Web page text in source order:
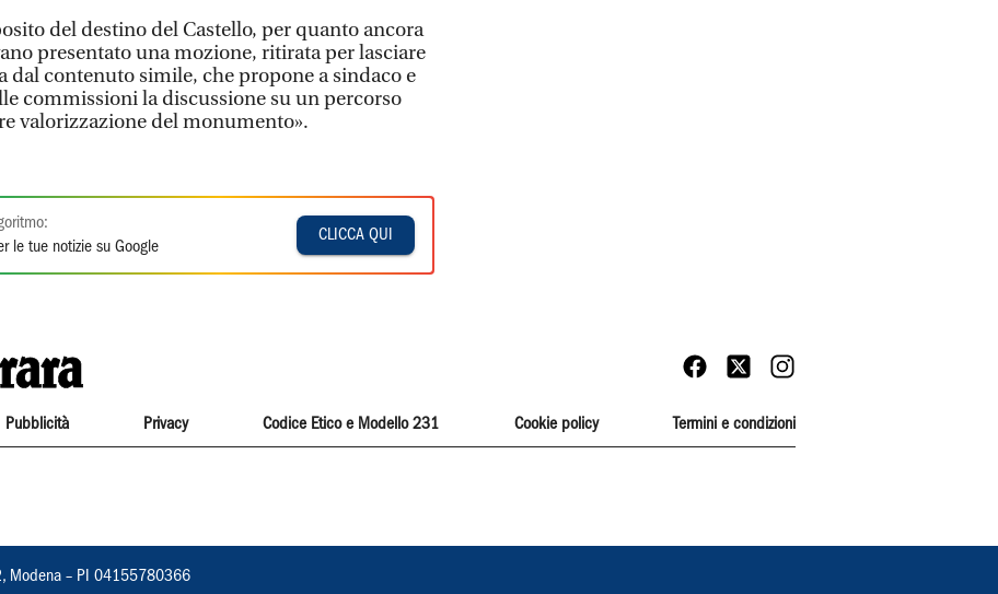
del destino del Castello, per quanto ancora
presentato una mozione, ritirata per lasciare
dal contenuto simile, che propone a sindaco e
commissioni la discussione su un percorso
valorizzazione del monumento».
le tue notizie su Google
CLICCA QUI
Pubblicità Privacy Codice Etico e Modello 231 Cookie policy Termini e condizioni
Modena – PI 04155780366